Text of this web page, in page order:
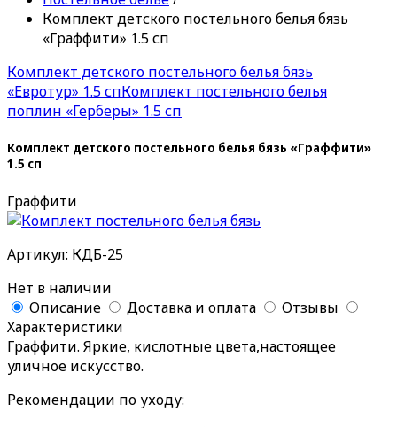
Комплект детского постельного белья бязь
«Граффити» 1.5 сп
Комплект детского постельного белья бязь
«Евротур» 1.5 спКомплект постельного белья
поплин «Герберы» 1.5 сп
Комплект детского постельного белья бязь «Граффити»
1.5 сп
Граффити
Артикул: КДБ-25
Нет в наличии
Описание
Доставка и оплата
Отзывы
Характеристики
Граффити. Яркие, кислотные цвета,настоящее
уличное искусство.
Рекомендации по уходу: